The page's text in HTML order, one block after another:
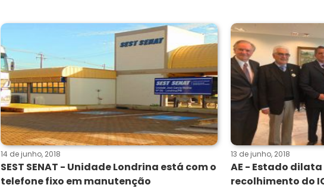
14 de junho, 2018
SEST SENAT - Unidade Londrina está com o
telefone fixo em manutenção
13 de junho, 2018
AE - Estado
recolhimento do